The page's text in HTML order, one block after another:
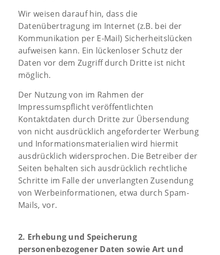
Wir weisen darauf hin, dass die
Datenübertragung im Internet (z.B. bei der
Kommunikation per E-Mail) Sicherheitslücken
aufweisen kann. Ein lückenloser Schutz der
Daten vor dem Zugriff durch Dritte ist nicht
möglich.
Der Nutzung von im Rahmen der
Impressumspflicht veröffentlichten
Kontaktdaten durch Dritte zur Übersendung
von nicht ausdrücklich angeforderter Werbung
und Informationsmaterialien wird hiermit
ausdrücklich widersprochen. Die Betreiber der
Seiten behalten sich ausdrücklich rechtliche
Schritte im Falle der unverlangten Zusendung
von Werbeinformationen, etwa durch Spam-
Mails, vor.
2. Erhebung und Speicherung
personenbezogener Daten sowie Art und